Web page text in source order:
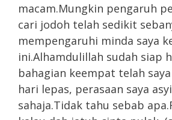
macam.Mungkin pengaruh
cari jodoh telah sedikit
mempengaruhi minda saya
ini.Alhamdulillah sudah siap
bahagian keempat telah
hari lepas, perasaan saya
sahaja.Tidak tahu sebab